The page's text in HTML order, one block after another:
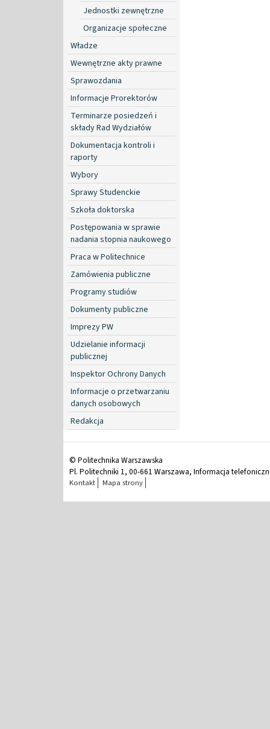
Jednostki zewnętrzne
Organizacje społeczne
Władze
Wewnętrzne akty prawne
Sprawozdania
Informacje Prorektorów
Terminarze posiedzeń i
składy Rad Wydziałów
Dokumentacja kontroli i
raporty
Wybory
Sprawy Studenckie
Szkoła doktorska
Postępowania w sprawie
nadania stopnia naukowego
Praca w Politechnice
Zamówienia publiczne
Programy studiów
Dokumenty publiczne
Imprezy PW
Udzielanie informacji
publicznej
Inspektor Ochrony Danych
Informacje o przetwarzaniu
danych osobowych
Redakcja
© Politechnika Warszawska
Pl. Politechniki 1, 00-661 Warszawa, Informacja
Kontakt Mapa strony